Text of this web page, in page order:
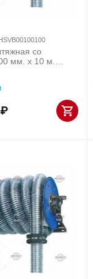
со
мм. х 10 м.
арт.
₽